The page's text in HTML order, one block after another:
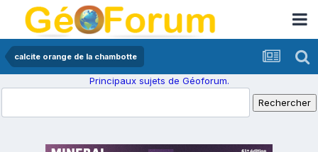
calcite orange de la chambotte
Principaux sujets de Géoforum.